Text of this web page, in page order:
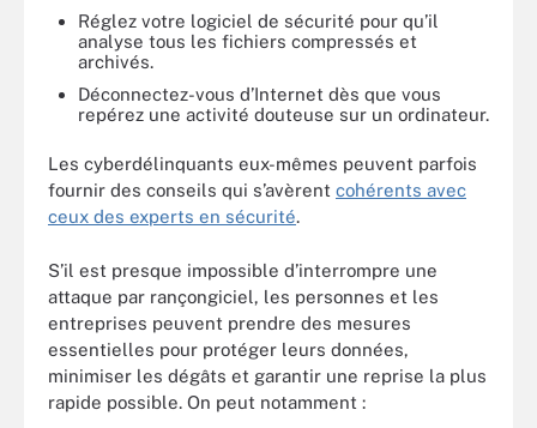
Réglez votre logiciel de sécurité pour qu’il
analyse tous les fichiers compressés et
archivés.
Déconnectez-vous d’Internet dès que vous
repérez une activité douteuse sur un ordinateur.
Les cyberdélinquants eux-mêmes peuvent parfois
fournir des conseils qui s’avèrent cohérents avec
ceux des experts en sécurité.
S’il est presque impossible d’interrompre une
attaque par rançongiciel, les personnes et les
entreprises peuvent prendre des mesures
essentielles pour protéger leurs données,
minimiser les dégâts et garantir une reprise la plus
rapide possible. On peut notamment :